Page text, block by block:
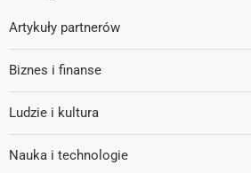
Artykuły partnerów
Biznes i finanse
Ludzie i kultura
Nauka i technologie